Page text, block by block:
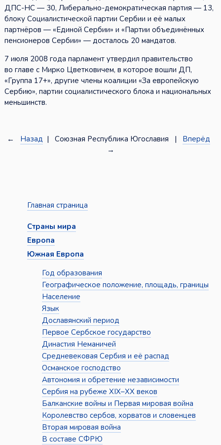
ДПС-НС — 30, Либерально-демократическая партия — 13,
блоку Социалистической партии Сербии и её малых
партнёров — «Единой Сербии» и «Партии объединённых
пенсионеров Сербии» — досталось 20 мандатов.
7 июля 2008 года парламент утвердил правительство
во главе с Мирко Цветковичем, в которое вошли ДП,
«Группа 17+», другие члены коалиции «За европейскую
Сербию», партии социалистического блока и национальных
меньшинств.
← Назад | Союзная Республика Югославия | Вперёд
→
Главная страница
Страны мира
Европа
Южная Европа
Год образования
Географическое положение, площадь, границы
Население
Язык
Дославянский период
Первое Сербское государство
Династия Неманичей
Средневековая Сербия и её распад
Османское господство
Автономия и обретение независимости
Сербия на рубеже XIX–XX веков
Балканские войны и Первая мировая война
Королевство сербов, хорватов и словенцев
Вторая мировая война
В составе СФРЮ